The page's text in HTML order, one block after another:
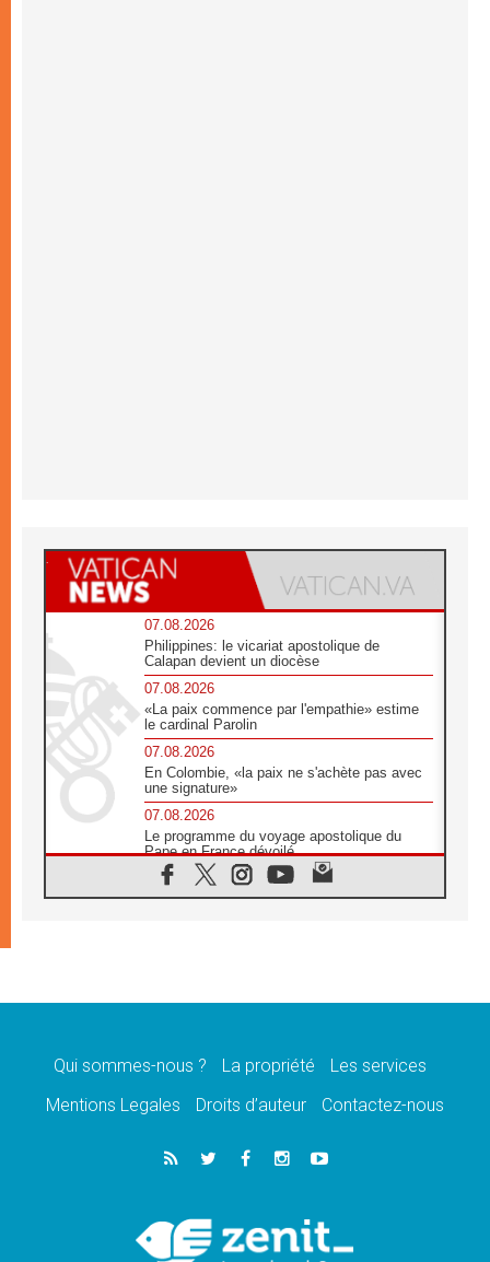
07.08.2026
Philippines: le vicariat apostolique de
Calapan devient un diocèse
07.08.2026
«La paix commence par l'empathie» estime
le cardinal Parolin
07.08.2026
En Colombie, «la paix ne s'achète pas avec
une signature»
07.08.2026
Le programme du voyage apostolique du
Pape en France dévoilé
07.08.2026
1ère Conférence continentale sur l'éducation
07.08.2026
07.08.2026
lancement des «dix jours de prière pour la
paix»
06.08.2026
Préparatifs des JMJ 2027 à Séoul: «c'est
Chrétiens et confucéens: respect et sagesse
pour relever les «défis urgents»
Qui sommes-nous ? La propriété
Les services
Mentions Legales
Droits d’auteur Contactez-nous